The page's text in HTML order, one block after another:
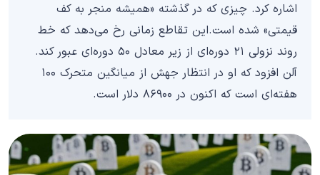
اشاره کرد. چیزی که در گذشته «همیشه منجر به کف
قیمتی» شده است.این تقاطع زمانی رخ می‌دهد که خط
روند نزولی ۲۱ دوره‌ای از زیر معادل ۵۰ دوره‌ای عبور کند.
آلن افزود که او در انتظار جهش از میانگین متحرک ۱۰۰
هفته‌ای است که اکنون در ۸۶۹۰۰ دلار است.